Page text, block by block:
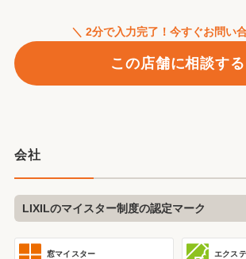
＼ 2分で入力完了！今すぐお問い
この店舗に相談する
会社
LIXILのマイスター制度の認定マーク
窓マイスター エクス